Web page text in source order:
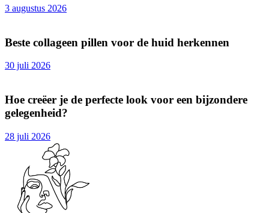
3 augustus 2026
Beste collageen pillen voor de huid herkennen
30 juli 2026
Hoe creëer je de perfecte look voor een bijzondere
gelegenheid?
28 juli 2026